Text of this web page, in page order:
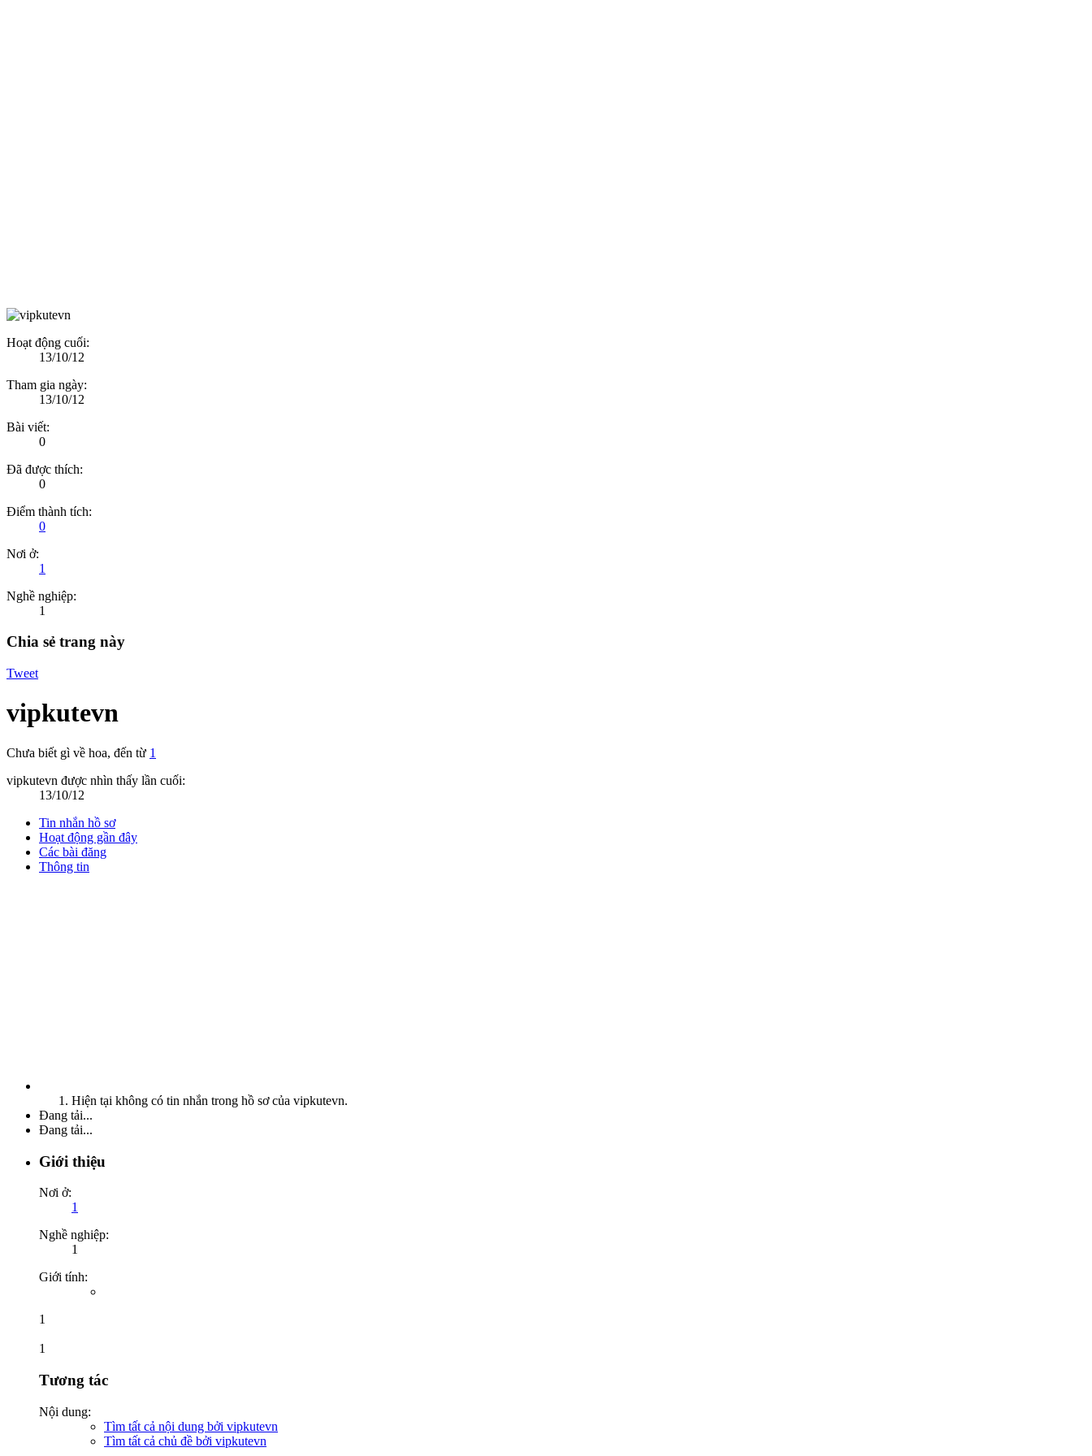
Hoạt động cuối:
13/10/12
Tham gia ngày:
13/10/12
Bài viết:
0
Đã được thích:
0
Điểm thành tích:
0
Nơi ở:
1
Nghề nghiệp:
1
Chia sẻ trang này
Tweet
vipkutevn
Chưa biết gì về hoa, đến từ 1
vipkutevn được nhìn thấy lần cuối:
13/10/12
Tin nhắn hồ sơ
Hoạt động gần đây
Các bài đăng
Thông tin
Hiện tại không có tin nhắn trong hồ sơ của vipkutevn.
Đang tải...
Đang tải...
Giới thiệu
Nơi ở:
1
Nghề nghiệp:
1
Giới tính:
1
1
Tương tác
Nội dung:
Tìm tất cả nội dung bởi vipkutevn
Tìm tất cả chủ đề bởi vipkutevn